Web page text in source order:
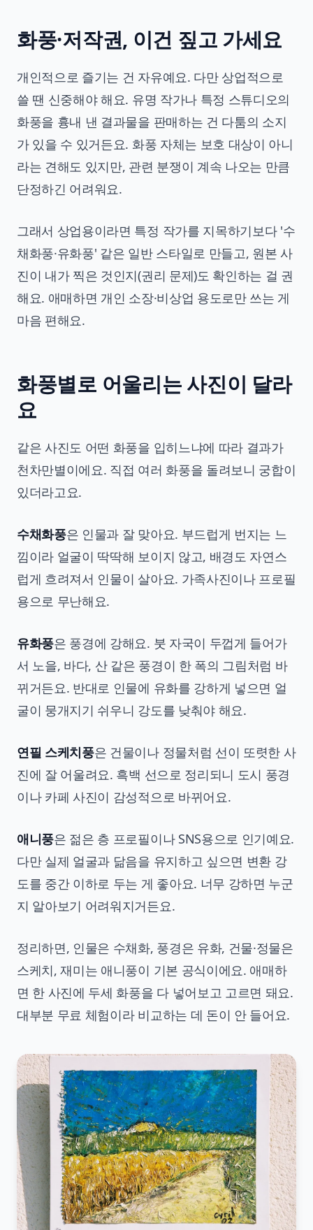
화풍·저작권, 이건 짚고 가세요
개인적으로 즐기는 건 자유예요. 다만 상업적으로
쓸 땐 신중해야 해요. 유명 작가나 특정 스튜디오의
화풍을 흉내 낸 결과물을 판매하는 건 다툼의 소지
가 있을 수 있거든요. 화풍 자체는 보호 대상이 아니
라는 견해도 있지만, 관련 분쟁이 계속 나오는 만큼
단정하긴 어려워요.
그래서 상업용이라면 특정 작가를 지목하기보다 '수
채화풍·유화풍' 같은 일반 스타일로 만들고, 원본 사
진이 내가 찍은 것인지(권리 문제)도 확인하는 걸 권
해요. 애매하면 개인 소장·비상업 용도로만 쓰는 게
마음 편해요.
화풍별로 어울리는 사진이 달라
요
같은 사진도 어떤 화풍을 입히느냐에 따라 결과가
천차만별이에요. 직접 여러 화풍을 돌려보니 궁합이
있더라고요.
수채화풍은 인물과 잘 맞아요. 부드럽게 번지는 느
낌이라 얼굴이 딱딱해 보이지 않고, 배경도 자연스
럽게 흐려져서 인물이 살아요. 가족사진이나 프로필
용으로 무난해요.
유화풍은 풍경에 강해요. 붓 자국이 두껍게 들어가
서 노을, 바다, 산 같은 풍경이 한 폭의 그림처럼 바
뀌거든요. 반대로 인물에 유화를 강하게 넣으면 얼
굴이 뭉개지기 쉬우니 강도를 낮춰야 해요.
연필 스케치풍은 건물이나 정물처럼 선이 또렷한 사
진에 잘 어울려요. 흑백 선으로 정리되니 도시 풍경
이나 카페 사진이 감성적으로 바뀌어요.
애니풍은 젊은 층 프로필이나 SNS용으로 인기예요.
다만 실제 얼굴과 닮음을 유지하고 싶으면 변환 강
도를 중간 이하로 두는 게 좋아요. 너무 강하면 누군
지 알아보기 어려워지거든요.
정리하면, 인물은 수채화, 풍경은 유화, 건물·정물은
스케치, 재미는 애니풍이 기본 공식이에요. 애매하
면 한 사진에 두세 화풍을 다 넣어보고 고르면 돼요.
대부분 무료 체험이라 비교하는 데 돈이 안 들어요.